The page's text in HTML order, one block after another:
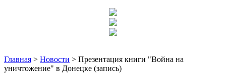
Главная > Новости > Презентация книги "Война на
уничтожение" в Донецке (запись)